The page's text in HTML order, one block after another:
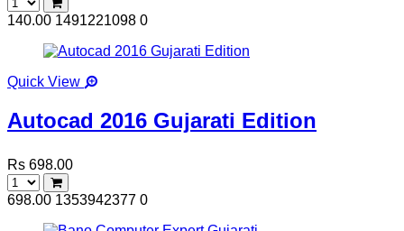
140.00 1491221098 0
Quick View
Autocad 2016 Gujarati Edition
Rs 698.00
698.00 1353942377 0